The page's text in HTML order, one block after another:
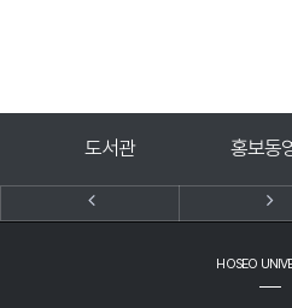
홍보동영상 발
HOSEO